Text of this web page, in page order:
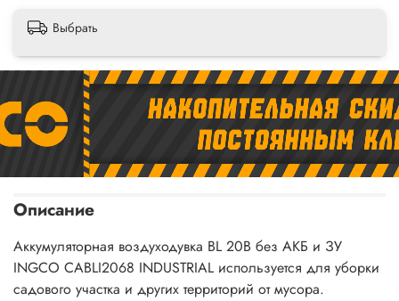
Выбрать
Описание
Аккумуляторная воздуходувка BL 20В без АКБ и ЗУ
INGCO CABLI2068 INDUSTRIAL используется для уборки
садового участка и других территорий от мусора.